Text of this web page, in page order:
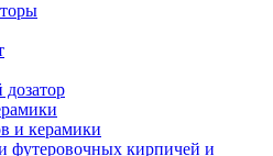
и керамики
футеровочных кирпичей и